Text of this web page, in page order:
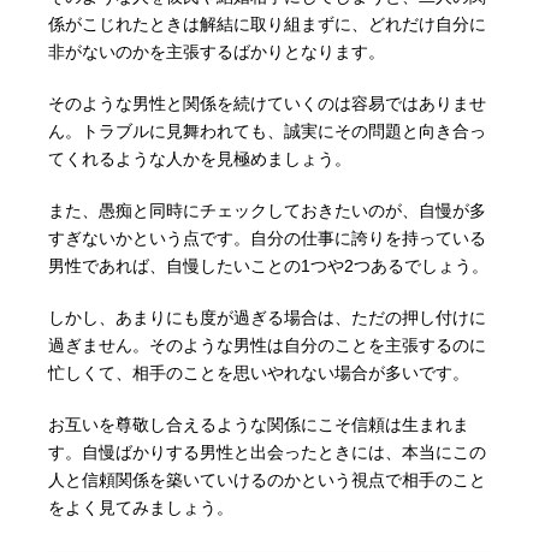
係がこじれたときは解結に取り組まずに、どれだけ自分に
非がないのかを主張するばかりとなります。
そのような男性と関係を続けていくのは容易ではありませ
ん。トラブルに見舞われても、誠実にその問題と向き合っ
てくれるような人かを見極めましょう。
また、愚痴と同時にチェックしておきたいのが、自慢が多
すぎないかという点です。自分の仕事に誇りを持っている
男性であれば、自慢したいことの1つや2つあるでしょう。
しかし、あまりにも度が過ぎる場合は、ただの押し付けに
過ぎません。そのような男性は自分のことを主張するのに
忙しくて、相手のことを思いやれない場合が多いです。
お互いを尊敬し合えるような関係にこそ信頼は生まれま
す。自慢ばかりする男性と出会ったときには、本当にこの
人と信頼関係を築いていけるのかという視点で相手のこと
をよく見てみましょう。